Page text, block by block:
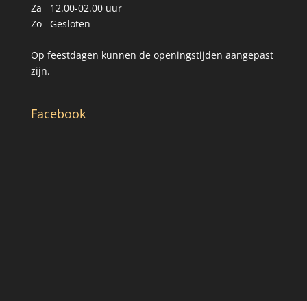
Za 12.00-02.00 uur
Zo Gesloten
Op feestdagen kunnen de openingstijden aangepast
zijn.
Facebook